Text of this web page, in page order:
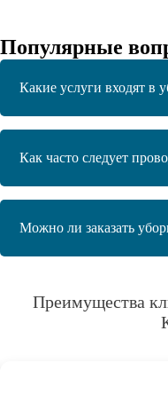
Популярные
Какие услуги входят в
Как часто следует
Можно ли заказать
Преимущества